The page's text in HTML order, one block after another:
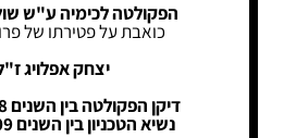
הפקולטה לכימיה ע"ש
כואבת על פטירתו של
יצחק אפלויג
דיקן הפקולטה בין השנים 1995-1998
נשיא הטכניון בין השנים 2001-2009